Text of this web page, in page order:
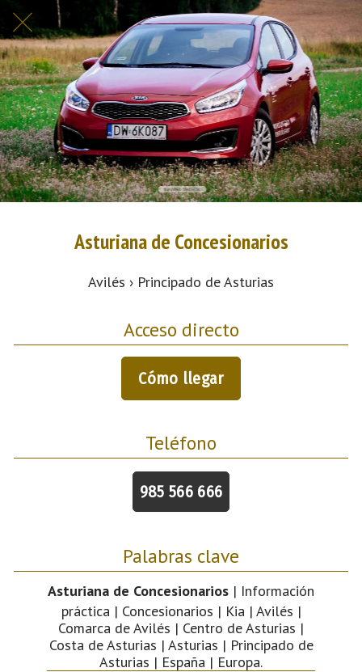
Asturiana de Concesionarios
Avilés › Principado de Asturias
Acceso directo
Cómo llegar
Teléfono
985 566 666
Palabras clave
Asturiana de Concesionarios | Información
práctica | Concesionarios | Kia | Avilés |
Comarca de Avilés | Centro de Asturias |
Costa de Asturias | Asturias | Principado de
Asturias | España | Europa.